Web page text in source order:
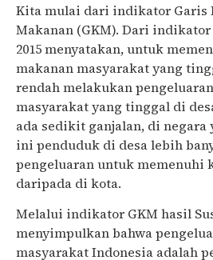
Kita mulai dari indikator Garis
Makanan (GKM). Dari
2015 menyatakan, untuk
makanan masyarakat yang
rendah melakukan
masyarakat yang tinggal di
ada sedikit ganjalan, di negara
ini penduduk di desa lebih
pengeluaran untuk memenuhi
daripada di kota.
Melalui indikator GKM hasil
menyimpulkan bahwa
masyarakat Indonesia adalah